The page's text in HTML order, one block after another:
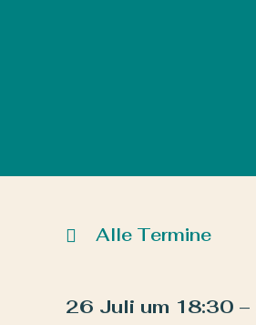
Alle Termine
26 Juli um 18:30 –